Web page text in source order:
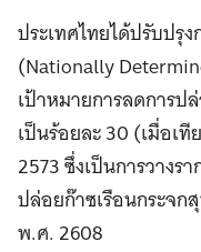
ประเทศไทยได้ปรับปรุ
(Nationally
เป้าหมายการลดการป
เป็นร้อยละ 30 (เมื่อเ
2573 ซึ่งเป็นการวางร
ปล่อยก๊าซเรือนกระจ
พ.ศ. 2608